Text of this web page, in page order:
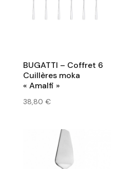
BUGATTI – Coffret 6
Cuillères moka
« Amalfi »
38,80 €